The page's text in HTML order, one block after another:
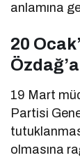
anlamına
20
19 Mart
Partisi
olmasına